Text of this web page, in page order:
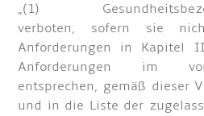
„(1)
verboten, sofern sie
Anforderungen in Kapitel
Anforderungen im
entsprechen, gemäß dieser
und in die Liste der